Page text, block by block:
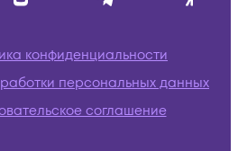
конфиденциальности
персональных данных
соглашение